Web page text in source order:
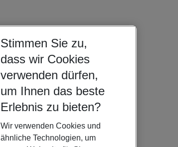
Stimmen Sie zu,
dass wir Cookies
verwenden dürfen,
um Ihnen das beste
Erlebnis zu bieten?
Wir verwenden Cookies und
ähnliche Technologien, um